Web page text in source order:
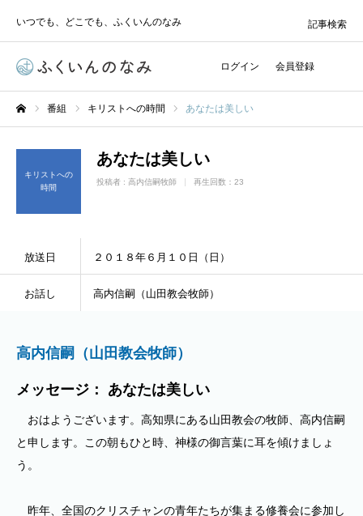
いつでも、どこでも、ふくいんのなみ
ログイン 会員登録
記事検索
番組 キリストへの時間 あなたは美しい
キリストへの
時間
あなたは美しい
投稿者 : 高内信嗣牧師 再生回数：23
放送日 ２０１８年６月１０日（日）
お話し 高内信嗣（山田教会牧師）
高内信嗣（山田教会牧師）
メッセージ： あなたは美しい
おはようございます。高知県にある山田教会の牧師、高内信嗣
と申します。この朝もひと時、神様の御言葉に耳を傾けましょ
う。
昨年、全国のクリスチャンの青年たちが集まる修養会に参加し